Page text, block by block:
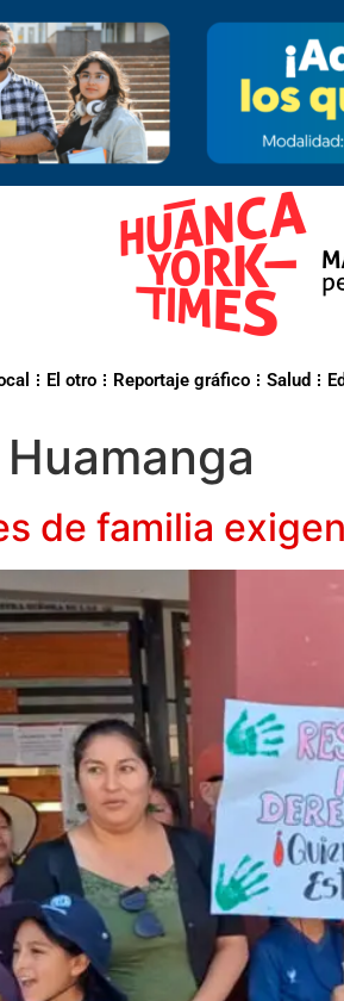
El otro Reportaje gráfico Salud
Huamanga
de familia